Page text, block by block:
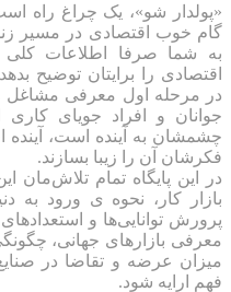
«پولدار شو»، یک چراغ راه
گام خوب اقتصادی در مسیر
به شما صرفا اطلاعات کلی
اقتصادی را برایتان توضیح
در مرحله اول معرفی مشاغل
جوانان و افراد جویای
چشمشان به آینده است، آینده
فکرشان آن را زیبا بسازند.
در این پایگاه تمام تلاش‌مان
بازار کار، نحوه ی ورود به
پرورش توانایی‌ها و
معرفی بازارهای جهانی،
میزان عرضه و تقاضا در
فهم ارایه شود.